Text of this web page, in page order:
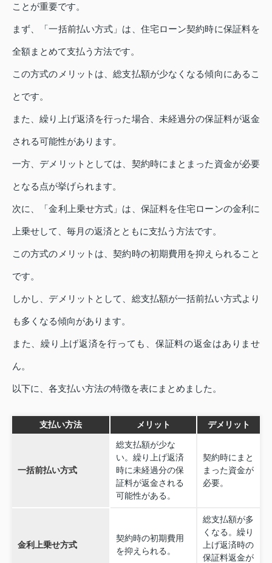
ことが重要です。
まず、「一括前払い方式」は、住宅ローン契約時に保証料を
全額まとめて支払う方法です。
この方式のメリットは、総支払額が少なくなる傾向にあるこ
とです。
また、繰り上げ返済を行った場合、未経過分の保証料が返金
される可能性があります。
一方、デメリットとしては、契約時にまとまった資金が必要
となる点が挙げられます。
次に、「金利上乗せ方式」は、保証料を住宅ローンの金利に
上乗せして、毎月の返済とともに支払う方法です。
この方式のメリットは、契約時の初期費用を抑えられること
です。
しかし、デメリットとして、総支払額が一括前払い方式より
も多くなる傾向があります。
また、繰り上げ返済を行っても、保証料の返金はありませ
ん。
以下に、各支払い方法の特徴を表にまとめました。
支払い方法 メリット デメリット
一括前払い方式
総支払額が少な
い。繰り上げ返済
時に未経過分の保
証料が返金される
可能性がある。
契約時にまと
まった資金が
必要。
金利上乗せ方式
契約時の初期費用
を抑えられる。
総支払額が多
くなる。繰り
上げ返済時の
保証料返金が